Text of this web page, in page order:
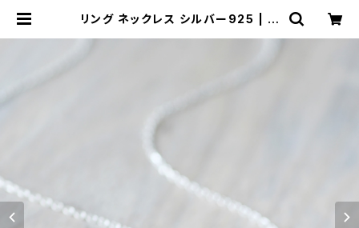
リング ネックレス シルバー925 | ク